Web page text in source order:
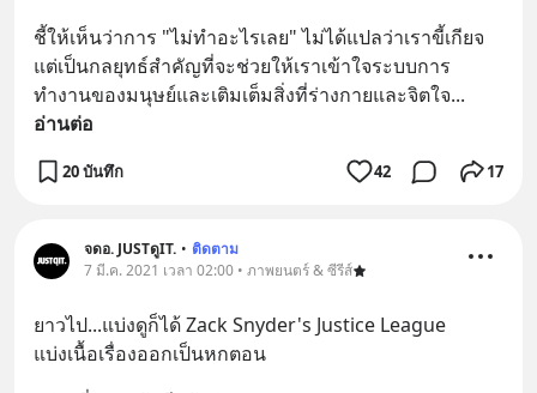
ชี้ให้เห็นว่าการ "ไม่ทำอะไรเลย" ไม่ได้แปลว่าเราขี้เกียจ
แต่เป็นกลยุทธ์สำคัญที่จะช่วยให้เราเข้าใจระบบการ
ทำงานของมนุษย์และเติมเต็มสิ่งที่ร่างกายและจิตใจ
อ่านต่อ
20 บันทึก 42 17
จดอ. JUSTดูIT. • ติดตาม
7 มี.ค. 2021 เวลา 02:00 • ภาพยนตร์ & ซีรีส์
ยาวไป...แบ่งดูก็ได้ Zack Snyder's Justice League
แบ่งเนื้อเรื่องออกเป็นหกตอน